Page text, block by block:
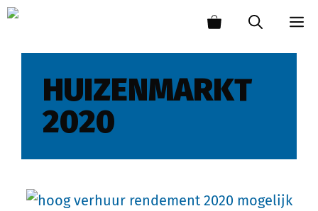
HUIZENMARKT
2020